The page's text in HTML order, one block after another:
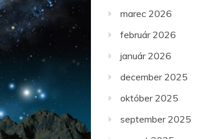
marec 2026
február 2026
január 2026
december 2025
október 2025
september 2025